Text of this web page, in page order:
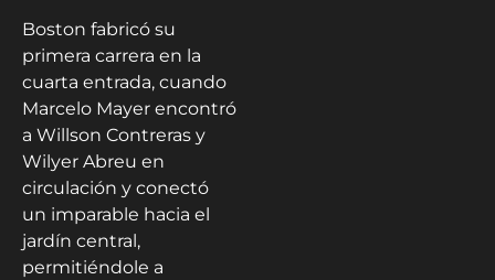
Boston fabricó su
primera carrera en la
cuarta entrada, cuando
Marcelo Mayer encontró
a Willson Contreras y
Wilyer Abreu en
circulación y conectó
un imparable hacia el
jardín central,
permitiéndole a